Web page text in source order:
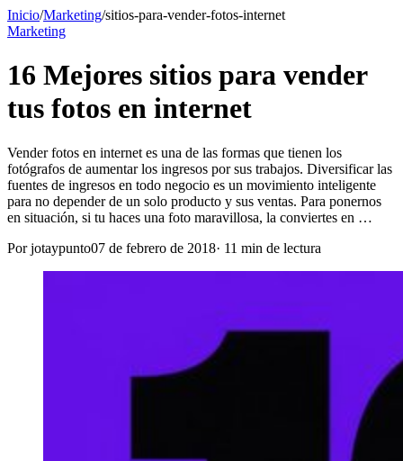
Inicio/Marketing/sitios-para-vender-fotos-internet
Marketing
16 Mejores sitios para vender
tus fotos en internet
Vender fotos en internet es una de las formas que tienen los
fotógrafos de aumentar los ingresos por sus trabajos. Diversificar las
fuentes de ingresos en todo negocio es un movimiento inteligente
para no depender de un solo producto y sus ventas. Para ponernos
en situación, si tu haces una foto maravillosa, la conviertes en …
Porjotaypunto07 de febrero de 2018· 11 min de lectura